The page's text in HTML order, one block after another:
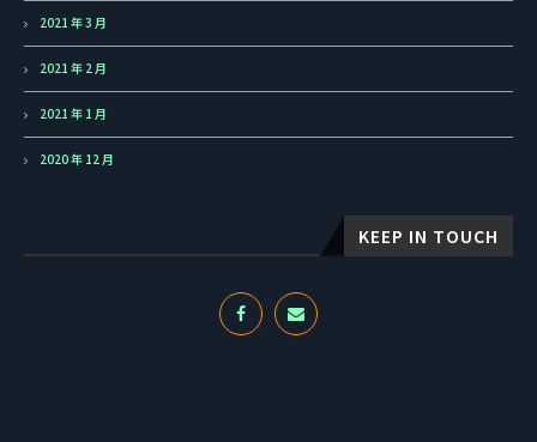
2021 年 3 月
2021 年 2 月
2021 年 1 月
2020 年 12 月
KEEP IN TOUCH